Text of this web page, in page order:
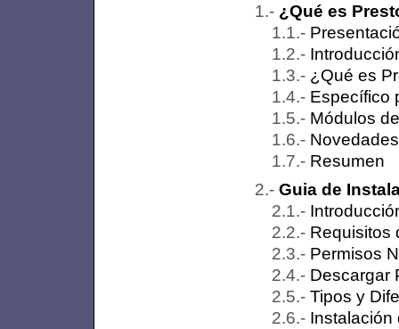
¿Qué es
¿Qué es
Específico
Módulos
Resumen
Guia de
Requisitos
Permisos
Descargar
Tipos y
Instalación